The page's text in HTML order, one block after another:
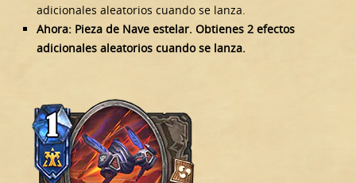
adicionales aleatorios cuando se lanza.
Ahora: Pieza de Nave estelar. Obtienes 2 efectos
adicionales aleatorios cuando se lanza.